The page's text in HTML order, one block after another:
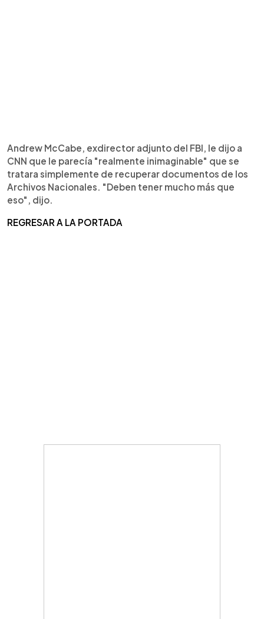
Andrew McCabe, exdirector adjunto del FBI, le dijo a
CNN que le parecía "realmente inimaginable" que se
tratara simplemente de recuperar documentos de los
Archivos Nacionales. "Deben tener mucho más que
eso", dijo.
REGRESAR A LA PORTADA